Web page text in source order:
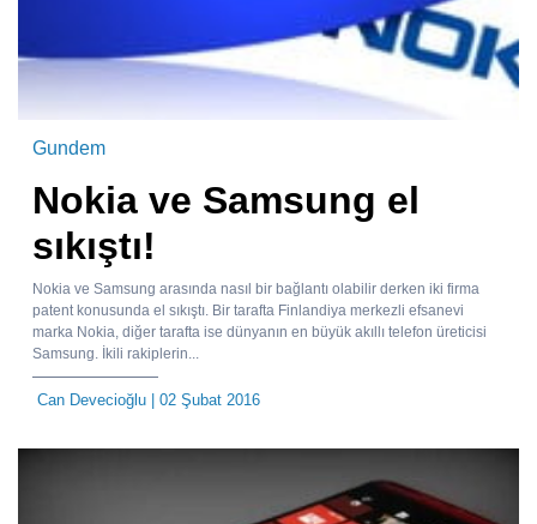
Gundem
Nokia ve Samsung el
sıkıştı!
Nokia ve Samsung arasında nasıl bir bağlantı olabilir derken iki firma
patent konusunda el sıkıştı. Bir tarafta Finlandiya merkezli efsanevi
marka Nokia, diğer tarafta ise dünyanın en büyük akıllı telefon üreticisi
Samsung. İkili rakiplerin...
Can Devecioğlu | 02 Şubat 2016